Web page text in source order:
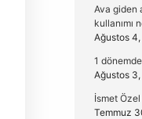
Ava giden
kullanımı
Ağustos
1
Ağustos
İsmet
Temmuz